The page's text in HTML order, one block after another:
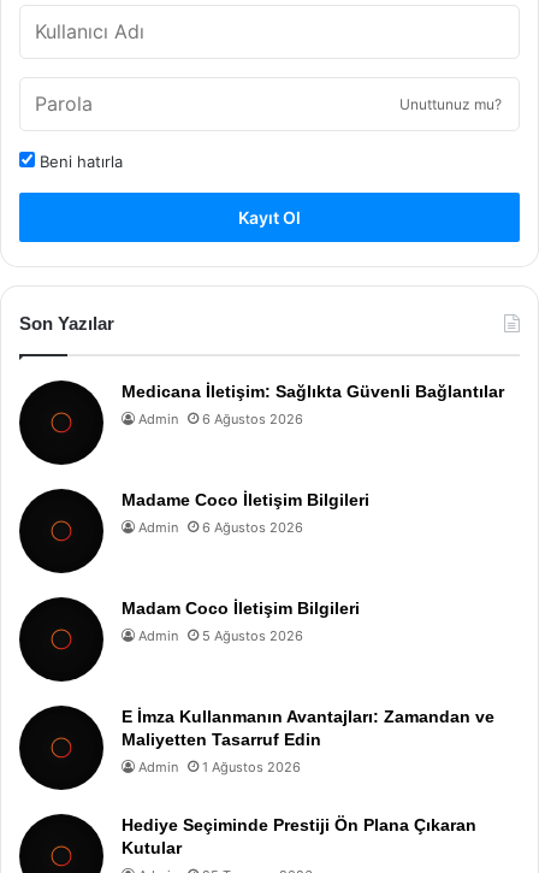
Unuttunuz mu?
Beni hatırla
Kayıt Ol
Son Yazılar
Medicana İletişim: Sağlıkta Güvenli Bağlantılar
Admin 6 Ağustos 2026
Madame Coco İletişim Bilgileri
Admin 6 Ağustos 2026
Madam Coco İletişim Bilgileri
Admin 5 Ağustos 2026
E İmza Kullanmanın Avantajları: Zamandan ve
Maliyetten Tasarruf Edin
Admin 1 Ağustos 2026
Hediye Seçiminde Prestiji Ön Plana Çıkaran
Kutular